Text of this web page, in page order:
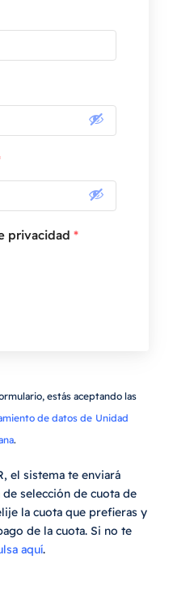
privacidad *
estás aceptando las
de datos de Unidad
.
el sistema te enviará
selección de cuota de
la cuota que prefieras y
de la cuota. Si no te
aquí.